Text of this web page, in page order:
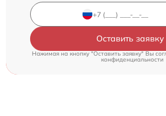
Оставить заявку
Нажимая на кнопку "Оставить заявку" Вы
конфиденциальности